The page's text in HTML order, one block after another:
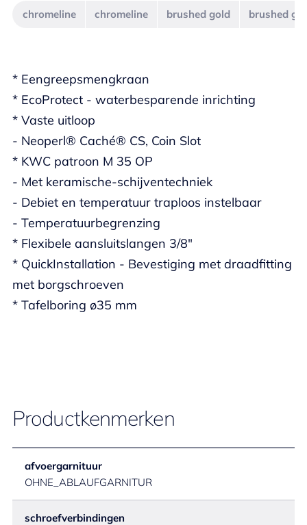
* Eengreepsmengkraan
* EcoProtect - waterbesparende inrichting
* Vaste uitloop
- Neoperl® Caché® CS, Coin Slot
* KWC patroon M 35 OP
- Met keramische-schijventechniek
- Debiet en temperatuur traploos instelbaar
- Temperatuurbegrenzing
* Flexibele aansluitslangen 3/8"
* QuickInstallation - Bevestiging met draadfitting
met borgschroeven
* Tafelboring ø35 mm
chromeline chromeline brushed gold brushed
Productkenmerken
afvoergarnituur
OHNE_ABLAUFGARNITUR
schroefverbindingen